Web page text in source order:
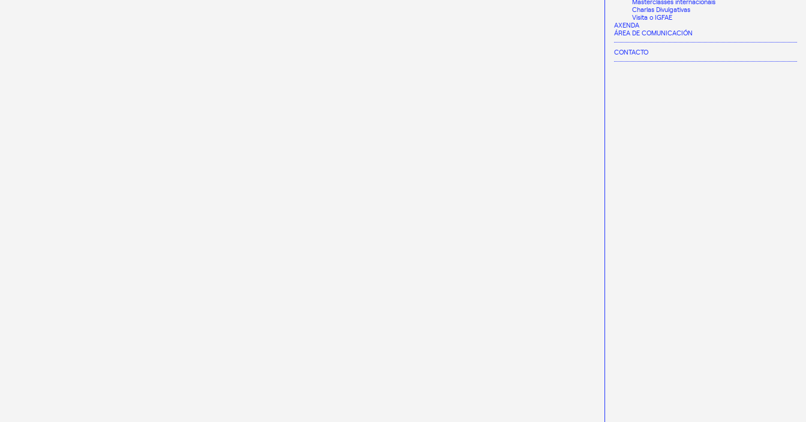
Charlas Divulgativas
Visita o IGFAE
AXENDA
ÁREA DE COMUNICACIÓN
CONTACTO